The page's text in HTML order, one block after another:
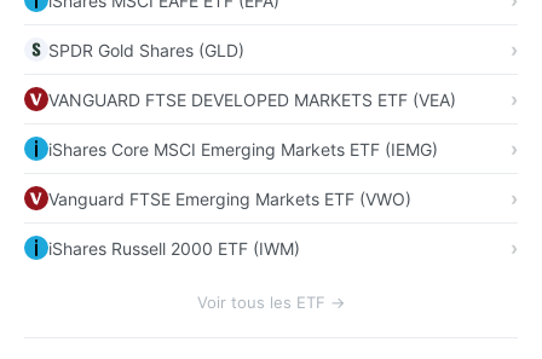
SPDR Gold Shares (GLD)
VANGUARD FTSE DEVELOPED MARKETS ETF (VEA)
iShares Core MSCI Emerging Markets ETF (IEMG)
Vanguard FTSE Emerging Markets ETF (VWO)
iShares Russell 2000 ETF (IWM)
Voir tous les ETF →